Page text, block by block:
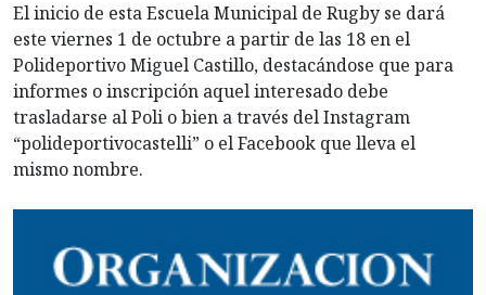
El inicio de esta Escuela Municipal de Rugby se dará
este viernes 1 de octubre a partir de las 18 en el
Polideportivo Miguel Castillo, destacándose que para
informes o inscripción aquel interesado debe
trasladarse al Poli o bien a través del Instagram
“polideportivocastelli” o el Facebook que lleva el
mismo nombre.